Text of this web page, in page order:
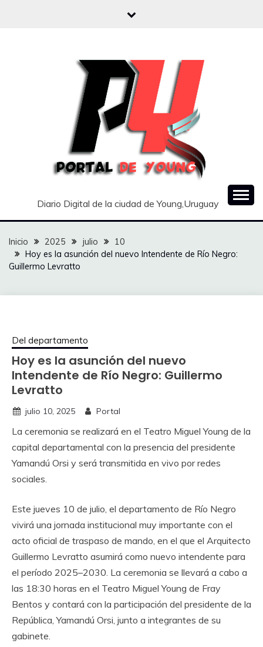
Diario Digital de la ciudad de Young,Uruguay
Inicio 2025 julio
10
Hoy es la asunción del nuevo Intendente de Río Negro:
Guillermo Levratto
Del departamento
Hoy es la asunción del nuevo
Intendente de Río Negro: Guillermo
Levratto
julio 10, 2025 Portal
La ceremonia se realizará en el Teatro Miguel Young de la
capital departamental con la presencia del presidente
Yamandú Orsi y será transmitida en vivo por redes
sociales.
Este jueves 10 de julio, el departamento de Río Negro
vivirá una jornada institucional muy importante con el
acto oficial de traspaso de mando, en el que el Arquitecto
Guillermo Levratto asumirá como nuevo intendente para
el período 2025–2030. La ceremonia se llevará a cabo a
las 18:30 horas en el Teatro Miguel Young de Fray
Bentos y contará con la participación del presidente de la
República, Yamandú Orsi, junto a integrantes de su
gabinete.